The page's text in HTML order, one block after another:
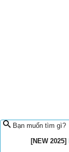
Bạn muốn tìm gì?
[NEW 2025]